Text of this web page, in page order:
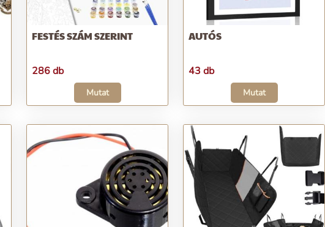
FESTÉS SZÁM SZERINT
286 db
Mutat
AUTÓS
43 db
Mutat